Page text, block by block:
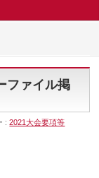
ファイル掲
:2021大会要項等